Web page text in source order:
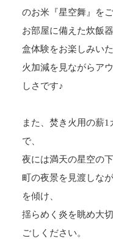
のお米『星空舞』をご
お部屋に備えた炊飯
盒体験をお楽しみいた
火加減を見ながらア
しさです♪
また、焚き火用の薪
で、
夜には満天の星空の
町の夜景を見渡しな
を傾け、
揺らめく炎を眺め大
ごしください。